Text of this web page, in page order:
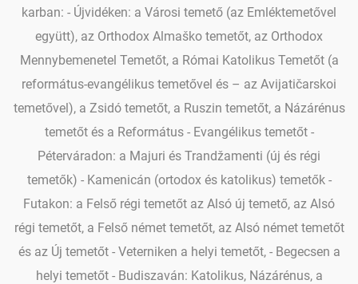
karban: - Újvidéken: a Városi temető (az Emléktemetővel
együtt), az Orthodox Almaško temetőt, az Orthodox
Mennybemenetel Temetőt, a Római Katolikus Temetőt (a
református-evangélikus temetővel és – az Avijatičarskoi
temetővel), a Zsidó temetőt, a Ruszin temetőt, a Názárénus
temetőt és a Református - Evangélikus temetőt -
Péterváradon: a Majuri és Trandžamenti (új és régi
temetők) - Kamenicán (ortodox és katolikus) temetők -
Futakon: a Felső régi temetőt az Alsó új temető, az Alsó
régi temetőt, a Felső német temetőt, az Alsó német temetőt
és az Új temetőt - Veterniken a helyi temetőt, - Begecsen a
helyi temetőt - Budiszaván: Katolikus, Názárénus, a